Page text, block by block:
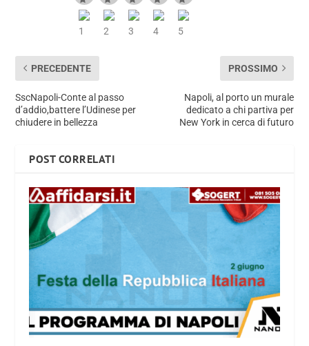
PRECEDENTE
SscNapoli-Conte al passo
d’addio,battere l’Udinese per
chiudere in bellezza
PROSSIMO
Napoli, al porto un murale
dedicato a chi partiva per
New York in cerca di futuro
POST CORRELATI